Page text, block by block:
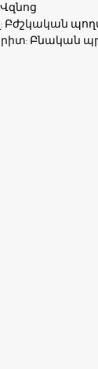
Բժշկական
Բնական